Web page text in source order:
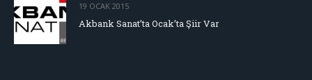
19 OCAK 2015
Akbank Sanat’ta Ocak’ta Şiir Var